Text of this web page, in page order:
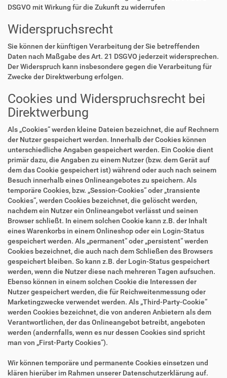
DSGVO mit Wirkung für die Zukunft zu widerrufen
Widerspruchsrecht
Sie können der künftigen Verarbeitung der Sie betreffenden
Daten nach Maßgabe des Art. 21 DSGVO jederzeit widersprechen.
Der Widerspruch kann insbesondere gegen die Verarbeitung für
Zwecke der Direktwerbung erfolgen.
Cookies und Widerspruchsrecht bei
Direktwerbung
Als „Cookies“ werden kleine Dateien bezeichnet, die auf Rechnern
der Nutzer gespeichert werden. Innerhalb der Cookies können
unterschiedliche Angaben gespeichert werden. Ein Cookie dient
primär dazu, die Angaben zu einem Nutzer (bzw. dem Gerät auf
dem das Cookie gespeichert ist) während oder auch nach seinem
Besuch innerhalb eines Onlineangebotes zu speichern. Als
temporäre Cookies, bzw. „Session-Cookies“ oder „transiente
Cookies“, werden Cookies bezeichnet, die gelöscht werden,
nachdem ein Nutzer ein Onlineangebot verlässt und seinen
Browser schließt. In einem solchen Cookie kann z.B. der Inhalt
eines Warenkorbs in einem Onlineshop oder ein Login-Status
gespeichert werden. Als „permanent“ oder „persistent“ werden
Cookies bezeichnet, die auch nach dem Schließen des Browsers
gespeichert bleiben. So kann z.B. der Login-Status gespeichert
werden, wenn die Nutzer diese nach mehreren Tagen aufsuchen.
Ebenso können in einem solchen Cookie die Interessen der
Nutzer gespeichert werden, die für Reichweitenmessung oder
Marketingzwecke verwendet werden. Als „Third-Party-Cookie“
werden Cookies bezeichnet, die von anderen Anbietern als dem
Verantwortlichen, der das Onlineangebot betreibt, angeboten
werden (andernfalls, wenn es nur dessen Cookies sind spricht
man von „First-Party Cookies“).
Wir können temporäre und permanente Cookies einsetzen und
klären hierüber im Rahmen unserer Datenschutzerklärung auf.